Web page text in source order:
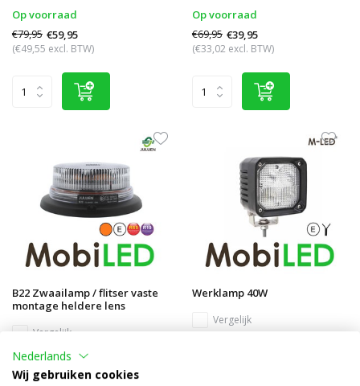
Op voorraad
€79,95 €59,95
(€49,55 excl. BTW)
Op voorraad
€69,95 €39,95
(€33,02 excl. BTW)
B22 Zwaailamp / flitser vaste
montage heldere lens
Vergelijk
Op voorraad
€139,95
Werklamp 40W
Vergelijk
Nederlands
Wij gebruiken cookies